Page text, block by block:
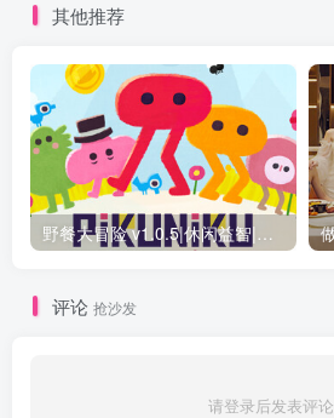
其他推荐
野餐大冒险 v1.0.5|休闲益智|容量293MB|免安装绿色中文版
评论 抢沙发
请登录后发表评论